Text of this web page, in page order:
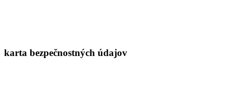
karta bezpečnostných údajov